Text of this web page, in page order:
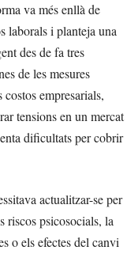
va més enllà de
laborals i planteja una
des de fa tres
de les mesures
empresarials,
tensions en un mercat
dificultats per cobrir
actualitzar-se per
riscos psicosocials, la
o els efectes del canvi